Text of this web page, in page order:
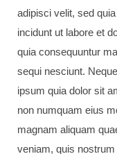
adipisci velit, sed
incidunt ut labore et
quia consequuntur
sequi nesciunt.
ipsum quia dolor sit
non numquam eius
magnam aliquam
veniam, quis